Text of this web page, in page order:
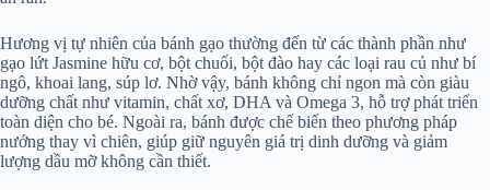
Hương vị tự nhiên của bánh gạo thường đến từ các thành phần như
gạo lứt Jasmine hữu cơ, bột chuối, bột đào hay các loại rau củ như bí
ngô, khoai lang, súp lơ. Nhờ vậy, bánh không chỉ ngon mà còn giàu
dưỡng chất như vitamin, chất xơ, DHA và Omega 3, hỗ trợ phát triển
toàn diện cho bé. Ngoài ra, bánh được chế biến theo phương pháp
nướng thay vì chiên, giúp giữ nguyên giá trị dinh dưỡng và giảm
lượng dầu mỡ không cần thiết.